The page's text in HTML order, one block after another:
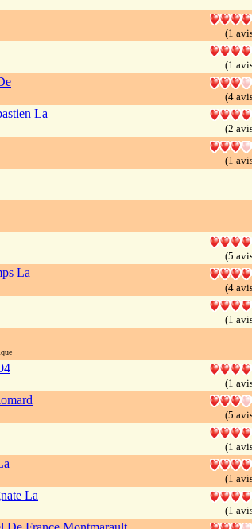
(1
(1
(4
La
(2
(1
(5
La
(4
(1
(1
(5
(1
(1
La
(1